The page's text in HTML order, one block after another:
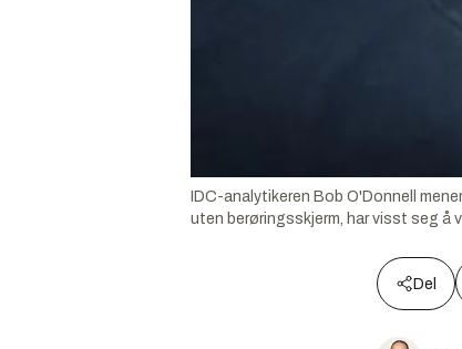
IDC-analytikeren Bob O'Donnell
uten berøringsskjerm, har visst seg å
Del